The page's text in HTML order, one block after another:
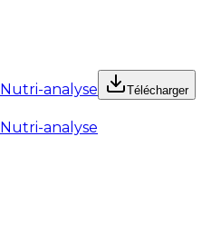
Nutri-analyse
Télécharger
Nutri-analyse